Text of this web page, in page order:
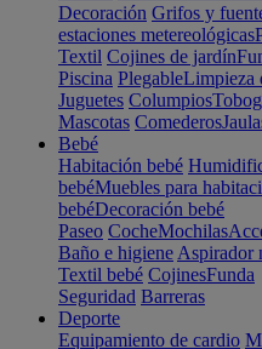
Decoración Grifos y
estaciones metereológicas
Textil Cojines de jardín
Piscina PlegableLimpieza
Juguetes Columpios
Mascotas Comederos
Bebé
Habitación bebé
bebéMuebles para
bebéDecoración bebé
Paseo CocheMochilas
Baño e higiene Aspirador
Textil bebé CojinesFunda
Seguridad Barreras
Deporte
Equipamiento de cardio